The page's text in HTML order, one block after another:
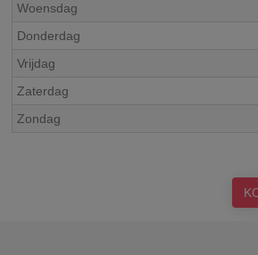
Woensdag
Donderdag
Vrijdag
Zaterdag
Zondag